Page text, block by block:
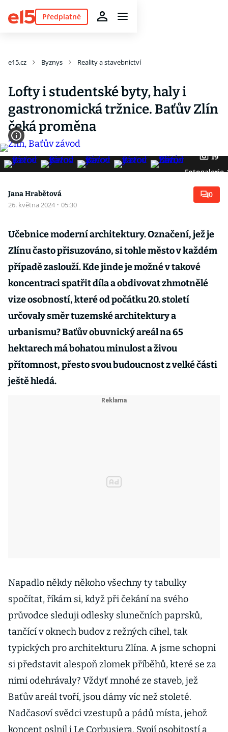
Předplatné
e15.cz Byznys Reality a stavebnictví
Lofty i studentské byty, haly i
gastronomická tržnice. Baťův Zlín
čeká proměna
19
Fotogalerie
Jana Hrabětová
26. května 2024 · 05:30
0
Učebnice moderní architektury. Označení, jež je
Zlínu často přisuzováno, si tohle město v každém
případě zaslouží. Kde jinde je možné v takové
koncentraci spatřit díla a obdivovat zhmotnělé
vize osobností, které od počátku 20. století
určovaly směr tuzemské architektury a
urbanismu? Baťův obuvnický areál na 65
hektarech má bohatou minulost a živou
přítomnost, přesto svou budoucnost z velké části
ještě hledá.
Napadlo někdy někoho všechny ty tabulky
spočítat, říkám si, když při čekání na svého
průvodce sleduji odlesky slunečních paprsků,
tančící v oknech budov z režných cihel, tak
typických pro architekturu Zlína. A jsme schopni
si představit alespoň zlomek příběhů, které se za
nimi odehrávaly? Vždyť mnohé ze staveb, jež
Baťův areál tvoří, jsou dámy víc než stoleté.
Nadčasoví svědci vzestupů a pádů místa, jehož
koncept oslnil i Le Corbusiera. Svojí osobitostí a